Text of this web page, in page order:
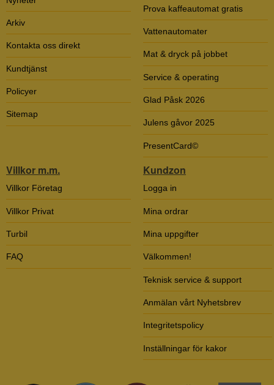
Arkiv
Kontakta oss direkt
Kundtjänst
Policyer
Sitemap
Prova kaffeautomat gratis
Vattenautomater
Mat & dryck på jobbet
Service & operating
Glad Påsk 2026
Julens gåvor 2025
PresentCard©
Villkor m.m.
Villkor Företag
Villkor Privat
Turbil
FAQ
Kundzon
Logga in
Mina ordrar
Mina uppgifter
Välkommen!
Teknisk service & support
Anmälan vårt Nyhetsbrev
Integritetspolicy
Inställningar för kakor